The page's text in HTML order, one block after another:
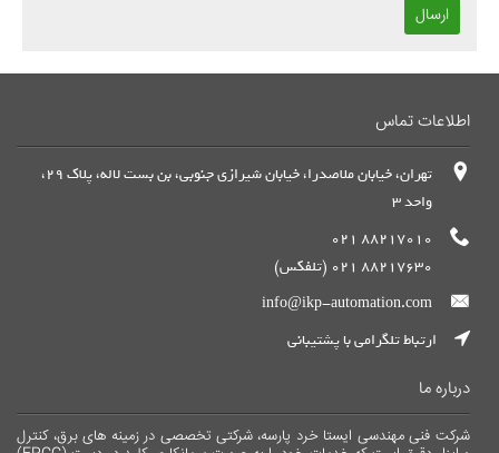
ارسال
اطلاعات تماس
تهران، خیابان ملاصدرا، خیابان شیرازی جنوبی، بن بست لاله، پلاک 29،
واحد 3
88217010 021
88217630 021 (تلفکس)
info@ikp-automation.com
ارتباط تلگرامی با پشتیبانی
درباره ما
شرکت فنی مهندسی ایستا خرد پارسه، شرکتی تخصصی در زمینه های برق، کنترل